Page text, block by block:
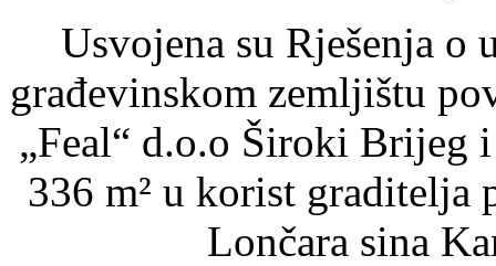
Usvojena su Rješenja o
građevinskom zemljištu
„Feal“ d.o.o Široki Brijeg
336 m² u korist graditelja
Lončara sina